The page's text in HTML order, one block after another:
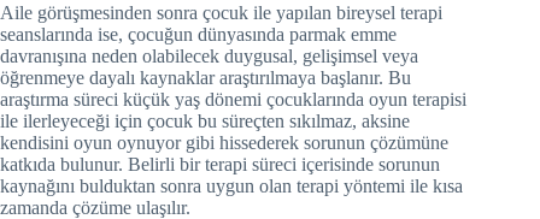
Aile görüşmesinden sonra çocuk ile yapılan bireysel terapi
seanslarında ise, çocuğun dünyasında parmak emme
davranışına neden olabilecek duygusal, gelişimsel veya
öğrenmeye dayalı kaynaklar araştırılmaya başlanır. Bu
araştırma süreci küçük yaş dönemi çocuklarında oyun terapisi
ile ilerleyeceği için çocuk bu süreçten sıkılmaz, aksine
kendisini oyun oynuyor gibi hissederek sorunun çözümüne
katkıda bulunur. Belirli bir terapi süreci içerisinde sorunun
kaynağını bulduktan sonra uygun olan terapi yöntemi ile kısa
zamanda çözüme ulaşılır.